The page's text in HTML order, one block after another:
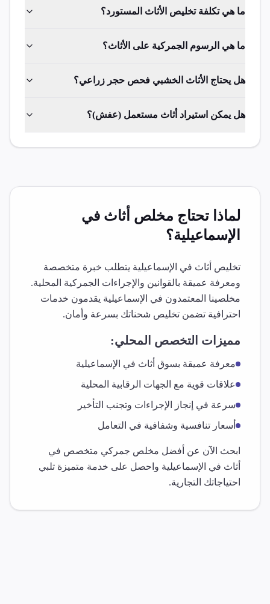
ما هي تكلفة تخليص الأثاث المستورد؟
ما هي الرسوم الجمركية على الأثاث؟
هل يحتاج الأثاث الخشبي فحص حجر زراعي؟
هل يمكن استيراد أثاث مستعمل (عفش)؟
لماذا تحتاج مخلص أثاث في
الإسماعيلية؟
تخليص أثاث في الإسماعيلية يتطلب خبرة متخصصة
ومعرفة عميقة بالقوانين والإجراءات الجمركية المحلية.
مخلصينا المعتمدون في الإسماعيلية يقدمون خدمات
احترافية تضمن تخليص شحناتك بسرعة وأمان.
مميزات التخصص المحلي:
معرفة عميقة بسوق أثاث في الإسماعيلية
علاقات قوية مع الجهات الرقابية المحلية
سرعة في إنجاز الإجراءات وتجنب التأخير
أسعار تنافسية وشفافية في التعامل
ابحث الآن عن أفضل مخلص جمركي متخصص في
أثاث في الإسماعيلية واحصل على خدمة متميزة تلبي
احتياجاتك التجارية.